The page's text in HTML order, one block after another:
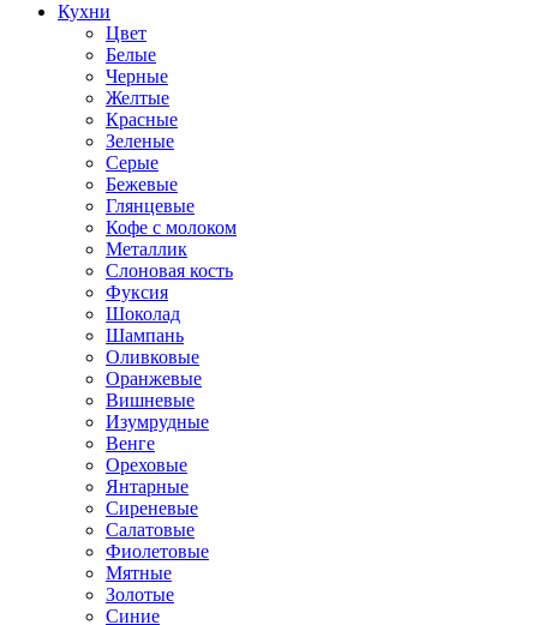
Кухни
Цвет
Белые
Черные
Желтые
Красные
Зеленые
Серые
Бежевые
Глянцевые
Кофе с молоком
Металлик
Слоновая кость
Фуксия
Шоколад
Шампань
Оливковые
Оранжевые
Вишневые
Изумрудные
Венге
Ореховые
Янтарные
Сиреневые
Салатовые
Фиолетовые
Мятные
Золотые
Синие